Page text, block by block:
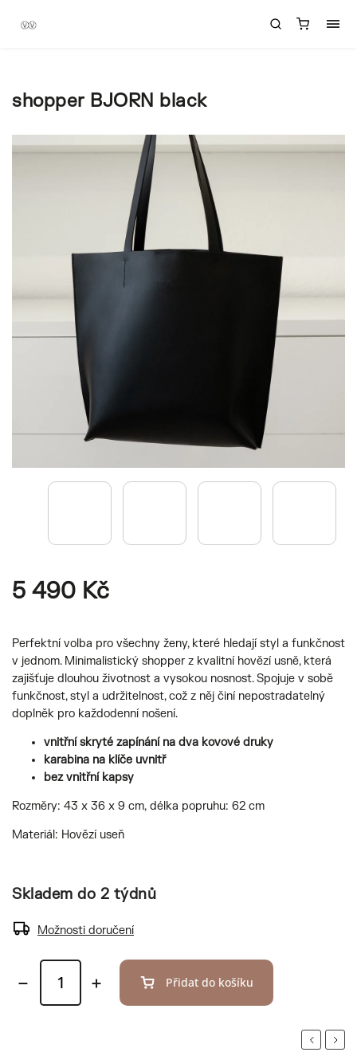
shopper BJORN black
5 490 Kč
Perfektní volba pro všechny ženy, které hledají styl a funkčnost
v jednom. Minimalistický shopper z kvalitní hovězí usně, která
zajišťuje dlouhou životnost a vysokou nosnost. Spojuje v sobě
funkčnost, styl a udržitelnost, což z něj činí nepostradatelný
doplněk pro každodenní nošení.
vnitřní skryté zapínání na dva kovové druky
karabina na klíče uvnitř
bez vnitřní kapsy
Rozměry: 43 x 36 x 9 cm, délka popruhu: 62 cm
Materiál: Hovězí useň
Skladem do 2 týdnů
Možnosti doručení
Přidat do košíku
PreviousNext